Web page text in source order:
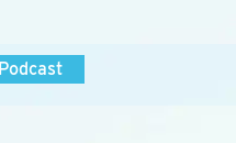
Podcast